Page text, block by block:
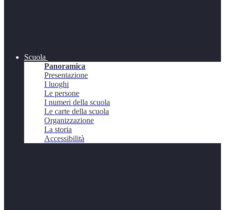
Scuola
Panoramica
Presentazione
I luoghi
Le persone
I numeri della scuola
Le carte della scuola
Organizzazione
La storia
Accessibilità